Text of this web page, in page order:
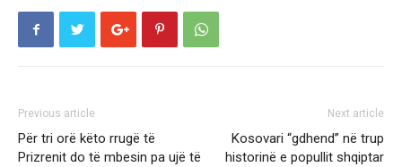
Previous article
Për tri orë këto rrugë të
Prizrenit do të mbesin pa ujë të
Next article
Kosovari “gdhend” në trup
historinë e popullit shqiptar